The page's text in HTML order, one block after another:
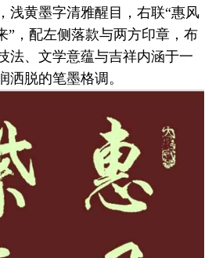
浅黄墨字清雅醒目，右联“惠风
”，配左侧落款与两方印章，布
法、文学意蕴与吉祥内涵于一
洒脱的笔墨格调。